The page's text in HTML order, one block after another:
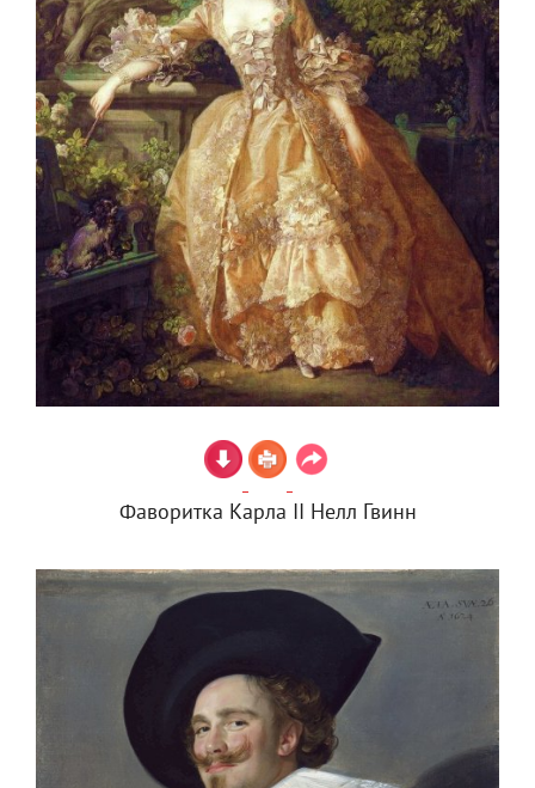
Фаворитка Карла II Нелл Гвинн